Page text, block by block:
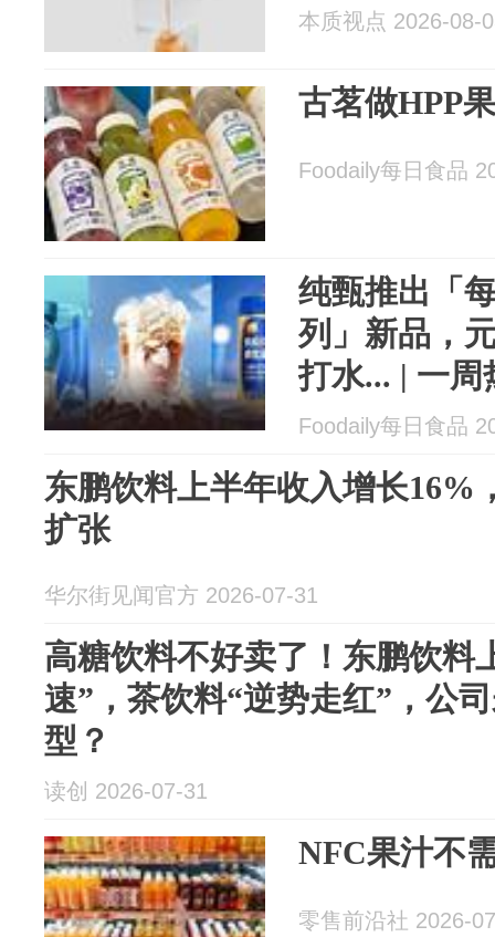
本质视点 2026-08-
古茗做HPP
Foodaily每日食品
纯甄推出「
列」新品，
打水... | 一周
Foodaily每日食品
东鹏饮料上半年收入增长16%
扩张
华尔街见闻官方 2026-07-31
高糖饮料不好卖了！东鹏饮料
速”，茶饮料“逆势走红”，公
型？
读创 2026-07-31
NFC果汁不
零售前沿社 2026-